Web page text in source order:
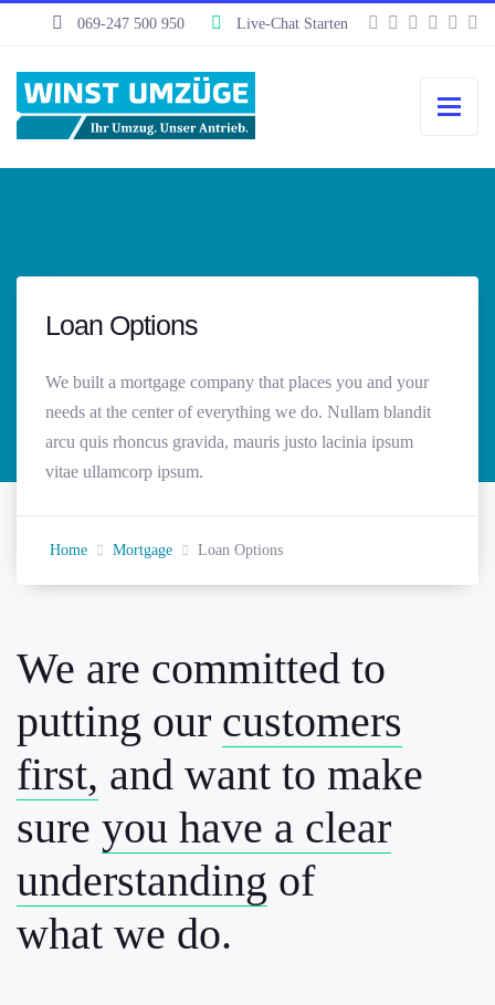
069-247 500 950 Live-Chat Starten
Loan Options
We built a mortgage company that places you and your
needs at the center of everything we do. Nullam blandit
arcu quis rhoncus gravida, mauris justo lacinia ipsum
vitae ullamcorp ipsum.
Home Mortgage Loan Options
We are committed to
putting our customers
first, and want to make
sure you have a clear
understanding of
what we do.